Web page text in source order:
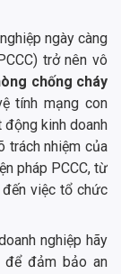
ngày càng
trở nên vô
chống cháy
tính mạng con
kinh doanh
trách nhiệm của
pháp PCCC, từ
việc tổ chức
nghiệp hãy
để đảm bảo an